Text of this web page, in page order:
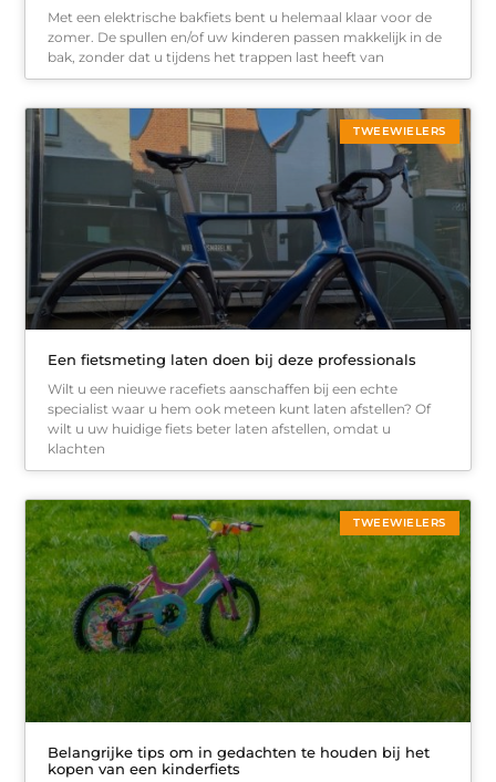
Met een elektrische bakfiets bent u helemaal klaar voor de
zomer. De spullen en/of uw kinderen passen makkelijk in de
bak, zonder dat u tijdens het trappen last heeft van
TWEEWIELERS
Een fietsmeting laten doen bij deze professionals
Wilt u een nieuwe racefiets aanschaffen bij een echte
specialist waar u hem ook meteen kunt laten afstellen? Of
wilt u uw huidige fiets beter laten afstellen, omdat u
klachten
TWEEWIELERS
Belangrijke tips om in gedachten te houden bij het
kopen van een kinderfiets